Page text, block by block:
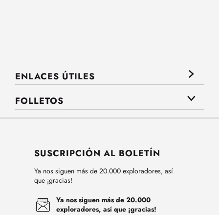
ENLACES ÚTILES
FOLLETOS
SUSCRIPCIÓN AL BOLETÍN
Ya nos siguen más de 20.000 exploradores, así
que ¡gracias!
Ya nos siguen más de 20.000
exploradores, así que ¡gracias!